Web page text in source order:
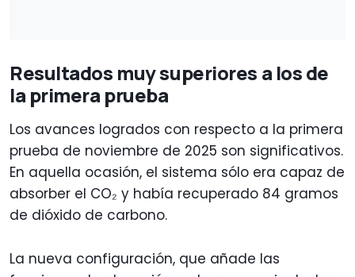
Resultados muy superiores a los de
la primera prueba
Los avances logrados con respecto a la primera
prueba de noviembre de 2025 son significativos.
En aquella ocasión, el sistema sólo era capaz de
absorber el CO₂ y había recuperado 84 gramos
de dióxido de carbono.
La nueva configuración, que añade las